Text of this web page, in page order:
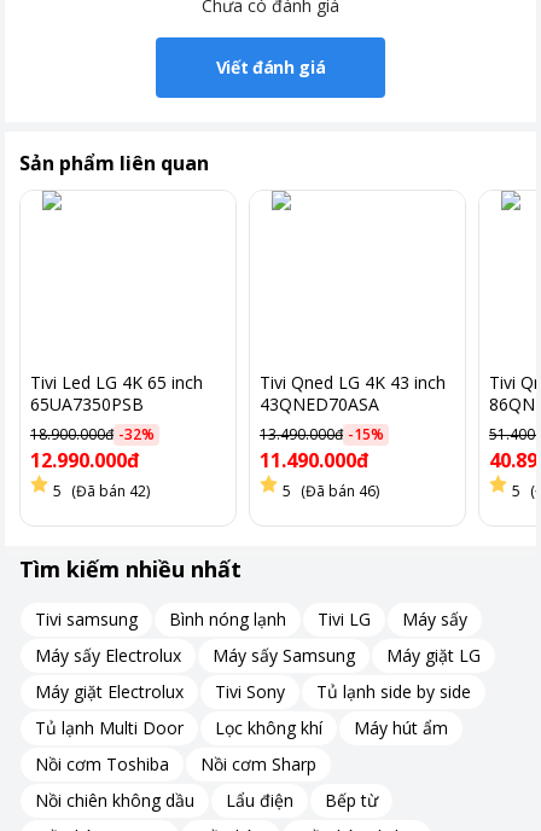
Trên 20 triệu
*Hình ảnh chỉ mang tính chất minh họa
Bộ xử lý AI α8 Gen3 nâng cao chất lượng hình ảnh và âm thanh
LG OLED48B6PSA được trang bị bộ xử lý AI α8 Gen3 4K giúp
nâng cao chất lượng hiển thị và âm thanh theo thời gian thực.
Bộ xử lý này có khả năng phân tích nội dung đang phát để tự
Chưa có đánh giá
Viết đánh giá
Sản phẩm liên quan
Tivi Led LG 4K 65 inch
65UA7350PSB
18.900.000đ -32%
12.990.000đ
5 (Đã bán 42)
Tivi Qned LG 4K 43 inch
43QNED70ASA
13.490.000đ -15%
11.490.000đ
5 (Đã bán 46)
Tivi
5
Tìm kiếm nhiều nhất
Tivi samsung Bình nóng lạnh Tivi LG
Máy sấy
Máy sấy Electrolux
Máy sấy Samsung
Máy giặt LG
Máy giặt Electrolux
Tivi Sony
Tủ lạnh side by side
Tủ lạnh Multi Door
Lọc không khí
Máy hút ẩm
Nồi cơm Toshiba
Nồi cơm Sharp
Nồi chiên không dầu
Lẩu điện
Bếp từ